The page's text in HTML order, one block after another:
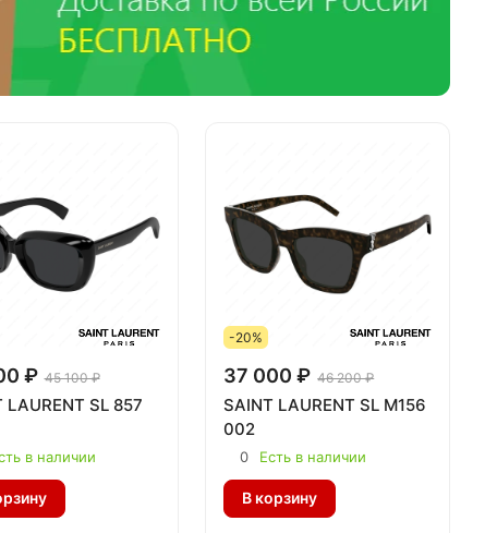
₽ 45 100 ₽
LAURENT SL 857
в наличии
-20%
37 000 ₽ 46 200 ₽
SAINT LAURENT SL M156
002
0 Есть в наличии
В корзину